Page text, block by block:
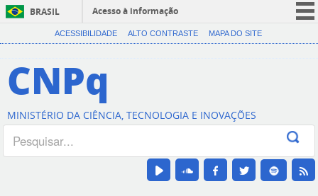
BRASIL
Acesso à informação
CORONAVÍRUS (COVID-19)
Canais
ACESSIBILIDADE ALTO CONTRASTE MAPA DO SITE
CNPq
MINISTÉRIO DA CIÊNCIA, TECNOLOGIA E INOVAÇÕES